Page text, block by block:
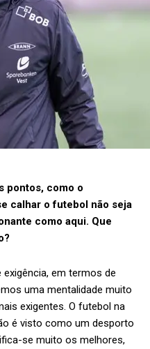
pontos, como o
calhar o futebol não seja
como aqui. Que
exigência, em termos de
uma mentalidade muito
exigentes. O futebol na
é visto como um desporto
se muito os melhores,